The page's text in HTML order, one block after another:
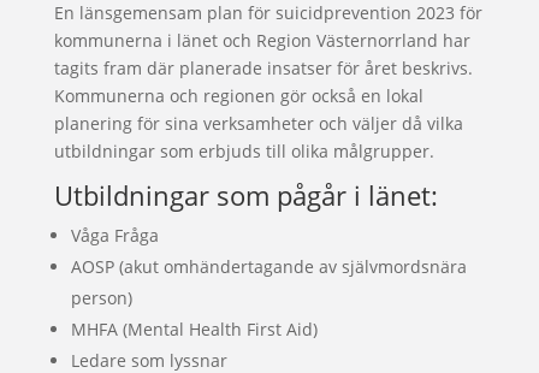
En länsgemensam plan för suicidprevention 2023 för
kommunerna i länet och Region Västernorrland har
tagits fram där planerade insatser för året beskrivs.
Kommunerna och regionen gör också en lokal
planering för sina verksamheter och väljer då vilka
utbildningar som erbjuds till olika målgrupper.
Utbildningar som pågår i länet:
Våga Fråga
AOSP (akut omhändertagande av självmordsnära
person)
MHFA (Mental Health First Aid)
Ledare som lyssnar